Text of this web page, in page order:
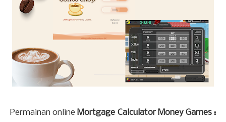
Permainan onlineMortgage Calculator Money Games :